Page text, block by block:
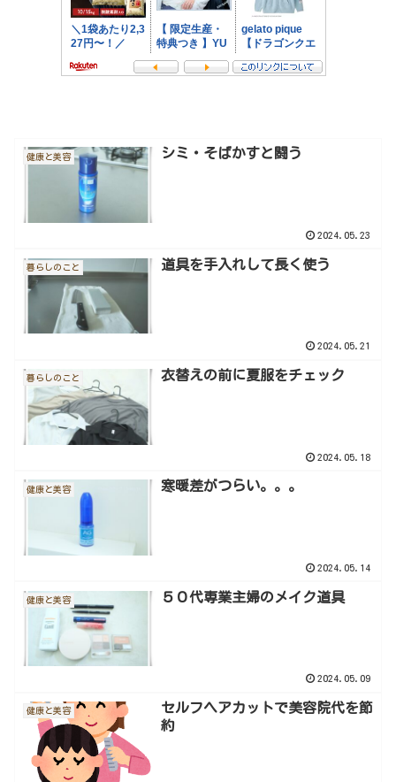
健康と美容 シミ・そばかすと闘う
2024.05.23
暮らしのこと 道具を手入れして長く使う
2024.05.21
暮らしのこと 衣替えの前に夏服をチェック
2024.05.18
健康と美容 寒暖差がつらい。。。
2024.05.14
健康と美容 ５０代専業主婦のメイク道具
2024.05.09
健康と美容
セルフヘアカットで美容院代を節
約